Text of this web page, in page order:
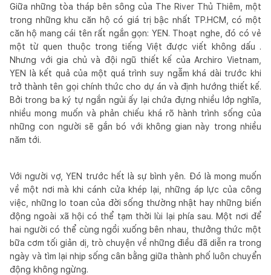
Giữa những tòa tháp bên sông của The River Thủ Thiêm, một
trong những khu căn hộ có giá trị bậc nhất TP.HCM, có một
căn hộ mang cái tên rất ngắn gọn: YEN. Thoạt nghe, đó có vẻ
một từ quen thuộc trong tiếng Việt được viết không dấu .
Nhưng với gia chủ và đội ngũ thiết kế của Archiro Vietnam,
YEN là kết quả của một quá trình suy ngẫm khá dài trước khi
trở thành tên gọi chính thức cho dự án và định hướng thiết kế.
Bởi trong ba ký tự ngắn ngủi ấy lại chứa đựng nhiều lớp nghĩa,
nhiều mong muốn và phản chiếu khá rõ hành trình sống của
những con người sẽ gắn bó với không gian này trong nhiều
năm tới.
Với người vợ, YEN trước hết là sự bình yên. Đó là mong muốn
về một nơi mà khi cánh cửa khép lại, những áp lực của công
việc, những lo toan của đời sống thường nhật hay những biến
động ngoài xã hội có thể tạm thời lùi lại phía sau. Một nơi để
hai người có thể cùng ngồi xuống bên nhau, thưởng thức một
bữa cơm tối giản dị, trò chuyện về những điều đã diễn ra trong
ngày và tìm lại nhịp sống cân bằng giữa thành phố luôn chuyển
động không ngừng.